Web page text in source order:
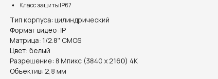
Класс защиты IP67
Тип корпуса: цилиндрический
Формат видео: IP
Матрица: 1/2.8'' CMOS
Цвет: белый
Разрешение: 8 Мпикс (3840 x 2160) 4К
Объектив: 2,8 мм